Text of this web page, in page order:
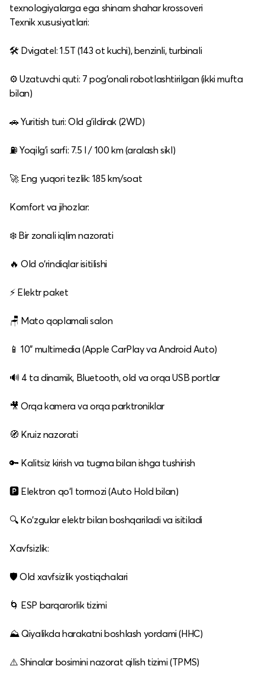
texnologiyalarga ega shinam shahar krossoveri
Texnik xususiyatlari:
🛠 Dvigatel: 1.5T (143 ot kuchi), benzinli, turbinali
⚙️ Uzatuvchi quti: 7 pog'onali robotlashtirilgan (ikki mufta
bilan)
🚗 Yuritish turi: Old g'ildirak (2WD)
⛽ Yoqilg'i sarfi: 7.5 l / 100 km (aralash sikl)
🚀 Eng yuqori tezlik: 185 km/soat
Komfort va jihozlar:
❄️ Bir zonali iqlim nazorati
🔥 Old o‘rindiqlar isitilishi
⚡ Elektr paket
🪑 Mato qoplamali salon
📱 10" multimedia (Apple CarPlay va Android Auto)
🔊 4 ta dinamik, Bluetooth, old va orqa USB portlar
🎥 Orqa kamera va orqa parktroniklar
🧭 Kruiz nazorati
🔑 Kalitsiz kirish va tugma bilan ishga tushirish
🅿️ Elektron qo‘l tormozi (Auto Hold bilan)
🔍 Ko‘zgular elektr bilan boshqariladi va isitiladi
Xavfsizlik:
🛡 Old xavfsizlik yostiqchalari
🌀 ESP barqarorlik tizimi
⛰ Qiyalikda harakatni boshlash yordami (HHC)
⚠️ Shinalar bosimini nazorat qilish tizimi (TPMS)